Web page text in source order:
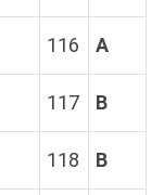
116 A
117 B
118 B